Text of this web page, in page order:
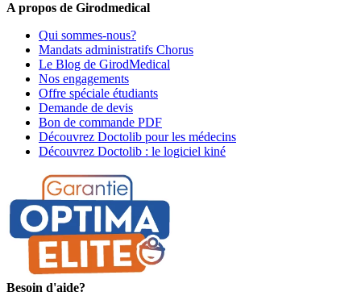
A propos de Girodmedical
Qui sommes-nous?
Mandats administratifs Chorus
Le Blog de GirodMedical
Nos engagements
Offre spéciale étudiants
Demande de devis
Bon de commande PDF
Découvrez Doctolib pour les médecins
Découvrez Doctolib : le logiciel kiné
Besoin d'aide?